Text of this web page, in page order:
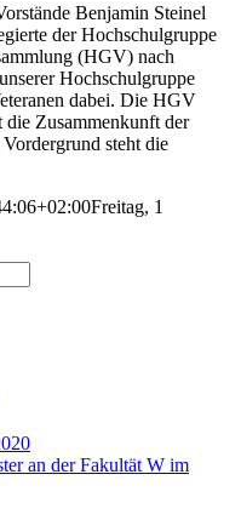
Benjamin Steinel
der Hochschulgruppe
(HGV) nach
Hochschulgruppe
dabei. Die HGV
die Zusammenkunft der
steht die
Freitag, 1
an der Fakultät W im